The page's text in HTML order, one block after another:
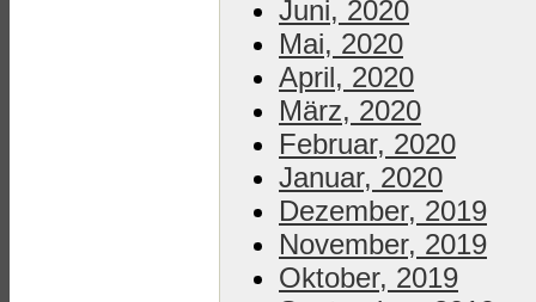
Juni, 2020
Mai, 2020
April, 2020
März, 2020
Februar, 2020
Januar, 2020
Dezember, 2019
November, 2019
Oktober, 2019